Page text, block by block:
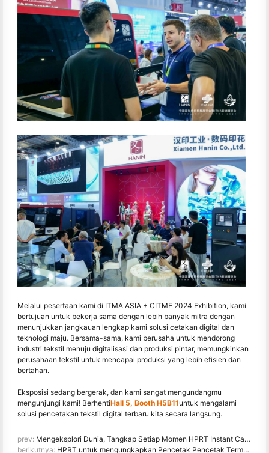
Melalui pesertaan kami di ITMA ASIA + CITME 2024 Exhibition, kami
bertujuan untuk bekerja sama dengan lebih banyak mitra dengan
menunjukkan jangkauan lengkap kami solusi cetakan digital dan
teknologi maju. Bersama-sama, kami berusaha untuk mendorong
industri tekstil menuju digitalisasi dan produksi pintar, memungkinkan
perusahaan tekstil untuk mencapai produksi yang lebih efisien dan
bertahan.
Eksposisi sedang bergerak, dan kami sangat mengundangmu
mengunjungi kami! BerhentiHall 5, Booth H5B11untuk mengalami
solusi pencetakan tekstil digital terbaru kita secara langsung.
prev: Mengeksplori Dunia, Tangkap Setiap Momen HPRT Instant Camera Z3 Sekarang Tersedia!
berikutnya: HPRT untuk mengungkapkan Pencetak Pencetak Termal Tepi Pemotong di Konferensi Industri Informasi Bisnis Cina 2024